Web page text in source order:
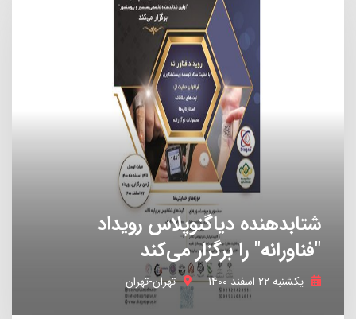
ورزش
34 استارتاپ
طراحی
33 استارتاپ
شتابدهنده دیاگنوپلاس رویداد
"فناورانه" را برگزار می‌کند
یکشنبه 22 اسفند 1400 تهران-تهران